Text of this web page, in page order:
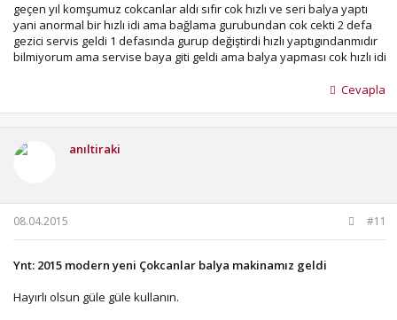
geçen yıl komşumuz cokcanlar aldı sıfır cok hızlı ve seri balya yaptı
yani anormal bir hızlı idi ama bağlama gurubundan cok cekti 2 defa
gezici servis geldi 1 defasında gurup değiştirdi hızlı yaptıgındanmıdır
bilmiyorum ama servise baya giti geldi ama balya yapması cok hızlı idi
Cevapla
anıltiraki
08.04.2015 #11
Ynt: 2015 modern yeni Çokcanlar balya makinamız geldi
Hayırlı olsun güle güle kullanın.